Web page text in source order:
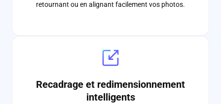
retournant ou en alignant facilement vos photos.
Recadrage et redimensionnement
intelligents